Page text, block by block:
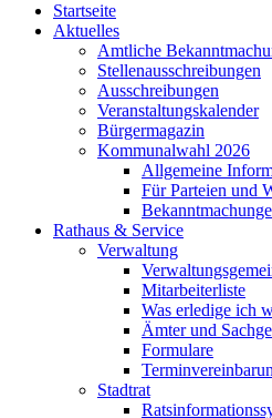
Startseite
Aktuelles
Amtliche
Stellenausschreibungen
Ausschreibungen
Veranstaltungskalender
Bürgermagazin
Kommunalwahl 2026
Allgemeine
Für Parteien und
Rathaus & Service
Verwaltung
Mitarbeiterliste
Was erledige ich
Ämter und
Formulare
Stadtrat